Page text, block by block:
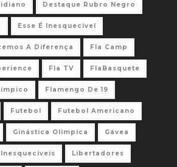
Destaque Rubro Negro
Esse É Inesquecível
A Diferença Fla Camp
Fla TV FlaBasquete
Flamengo De 19
Futebol Futebol Americano
Ginástica Olimpica Gávea
Libertadores